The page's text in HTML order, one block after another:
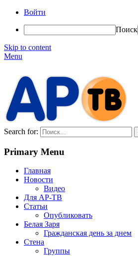
Войти
Поиск
Skip to content
Menu
Search for:
Primary Menu
Главная
Новости
Видео
Для АР-ТВ
Статьи
Опубликовать
Белая Заря
Гражданская день за днем
Стена
Группы